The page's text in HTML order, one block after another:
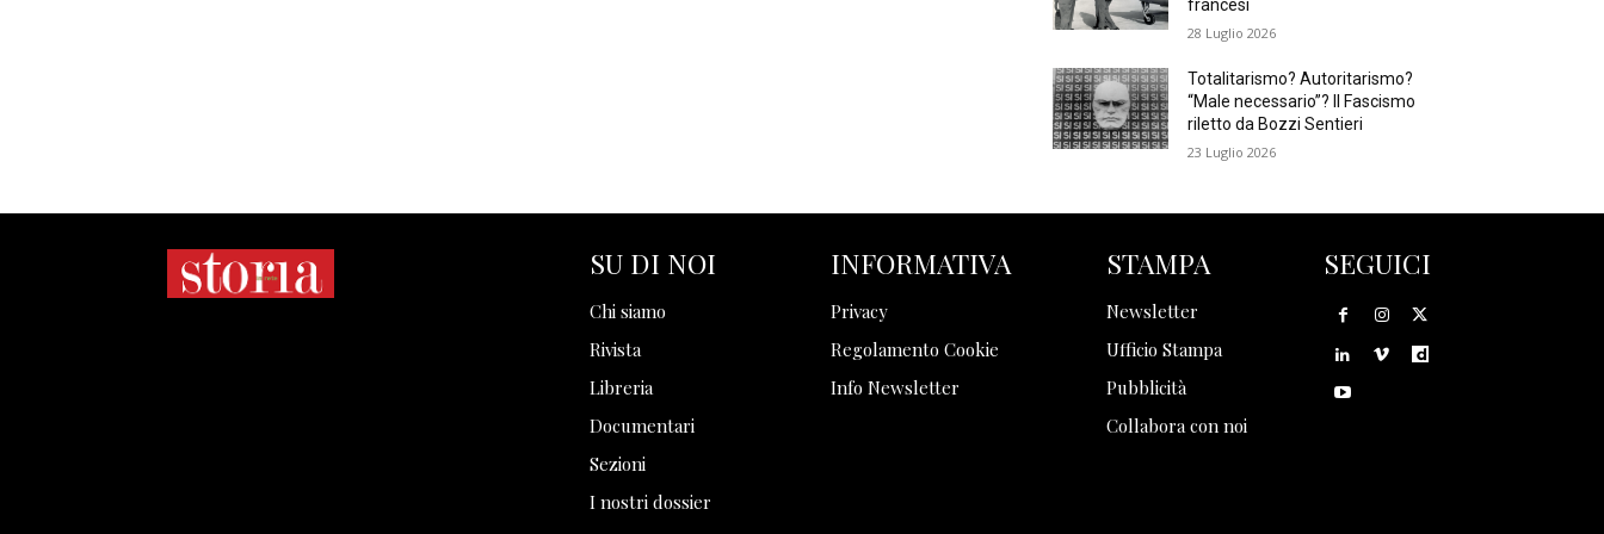
francesi
28 Luglio 2026
Totalitarismo? Autoritarismo?
“Male necessario”? Il Fascismo
riletto da Bozzi Sentieri
23 Luglio 2026
SU DI NOI
Chi siamo
Rivista
Libreria
Documentari
Sezioni
I nostri dossier
INFORMATIVA
Privacy
Regolamento Cookie
Info Newsletter
STAMPA
Newsletter
Ufficio Stampa
Pubblicità
Collabora con noi
SEGUICI